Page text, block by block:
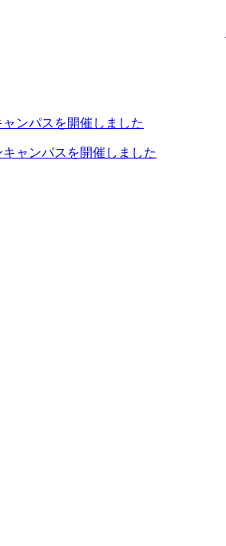
ンパスを開催しました
ャンパスを開催しました